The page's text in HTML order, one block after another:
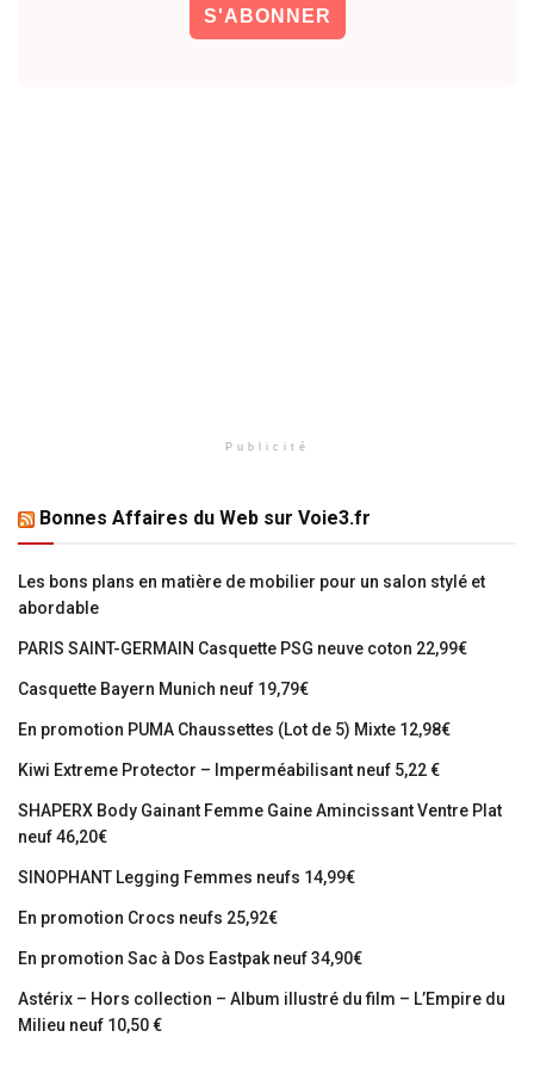
Publicité
Bonnes Affaires du Web sur Voie3.fr
Les bons plans en matière de mobilier pour un salon stylé et
abordable
PARIS SAINT-GERMAIN Casquette PSG neuve coton 22,99€
Casquette Bayern Munich neuf 19,79€
En promotion PUMA Chaussettes (Lot de 5) Mixte 12,98€
Kiwi Extreme Protector – Imperméabilisant neuf 5,22 €
SHAPERX Body Gainant Femme Gaine Amincissant Ventre Plat
neuf 46,20€
SINOPHANT Legging Femmes neufs 14,99€
En promotion Crocs neufs 25,92€
En promotion Sac à Dos Eastpak neuf 34,90€
Astérix – Hors collection – Album illustré du film – L’Empire du
Milieu neuf 10,50 €